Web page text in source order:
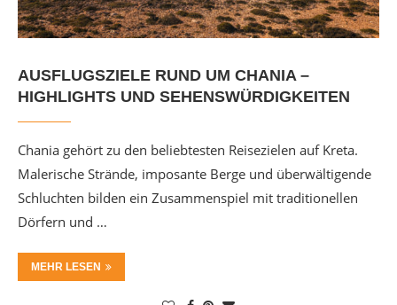
AUSFLUGSZIELE RUND UM CHANIA –
HIGHLIGHTS UND SEHENSWÜRDIGKEITEN
Chania gehört zu den beliebtesten Reisezielen auf Kreta.
Malerische Strände, imposante Berge und überwältigende
Schluchten bilden ein Zusammenspiel mit traditionellen
Dörfern und …
MEHR LESEN